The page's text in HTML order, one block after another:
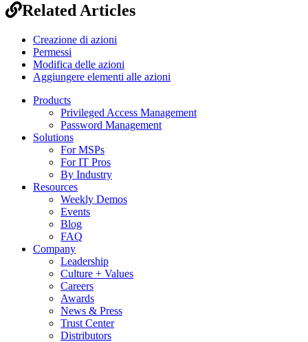
Related Articles
Creazione di azioni
Permessi
Modifica delle azioni
Aggiungere elementi alle azioni
Products
Privileged Access Management
Password Management
Solutions
For MSPs
For IT Pros
By Industry
Resources
Weekly Demos
Events
Blog
FAQ
Company
Leadership
Culture + Values
Careers
Awards
News & Press
Trust Center
Distributors